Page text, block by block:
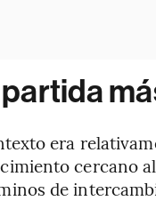
era
cercano
de